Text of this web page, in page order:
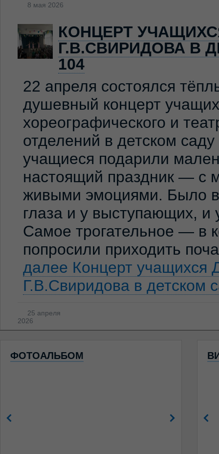
8 мая 2026
КОНЦЕРТ
Г.В.СВИРИДОВА В
104
22 апреля состоялся
душевный концерт
хореографического и
отделений в детском
учащиеся подарили
настоящий праздник — с
живыми эмоциями. Было
глаза и у выступающих,
Самое трогательное — в
попросили приходить
далее Концерт
Г.В.Свиридова в детском
25 апреля
2026
ФОТОАЛЬБОМ